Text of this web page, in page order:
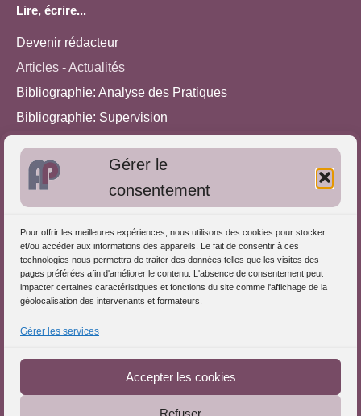
Gérer le
consentement
Pour offrir les meilleures expériences, nous utilisons des cookies pour stocker
et/ou accéder aux informations des appareils. Le fait de consentir à ces
technologies nous permettra de traiter des données telles que les visites des
pages préférées afin d'améliorer le contenu. L'absence de consentement peut
impacter certaines caractéristiques et fonctions du site comme l'affichage de la
géolocalisation des intervenants et formateurs.
Gérer les services
Accepter les cookies
Refuser
Lire, écrire...
Devenir rédacteur
Articles - Actualités
Bibliographie: Analyse des Pratiques
Bibliographie: Supervision
Approches de l'Analyse des pratiques
S'inscrire dans l'Annuaire
Publiez vos formations
Charte déontologique
Téléchargez le Guide